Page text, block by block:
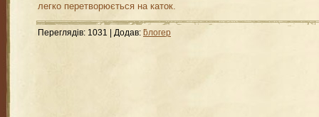
легко перетворюється на каток.
Переглядів: 1031 Додав: ƃлогер